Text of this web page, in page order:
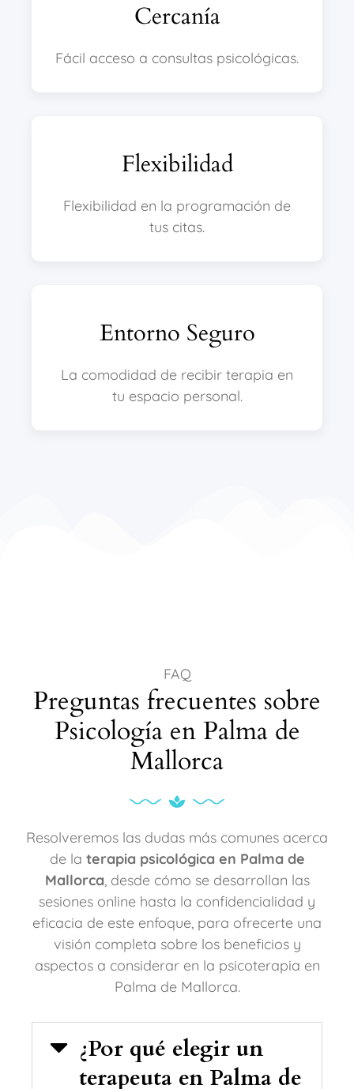
Cercanía
Fácil acceso a consultas psicológicas.
Flexibilidad
Flexibilidad en la programación de
tus citas.
Entorno Seguro
La comodidad de recibir terapia en
tu espacio personal.
FAQ
Preguntas frecuentes sobre
Psicología en Palma de
Mallorca
Resolveremos las dudas más comunes acerca
de la terapia psicológica en Palma de
Mallorca, desde cómo se desarrollan las
sesiones online hasta la confidencialidad y
eficacia de este enfoque, para ofrecerte una
visión completa sobre los beneficios y
aspectos a considerar en la psicoterapia en
Palma de Mallorca.
¿Por qué elegir un
terapeuta en Palma de